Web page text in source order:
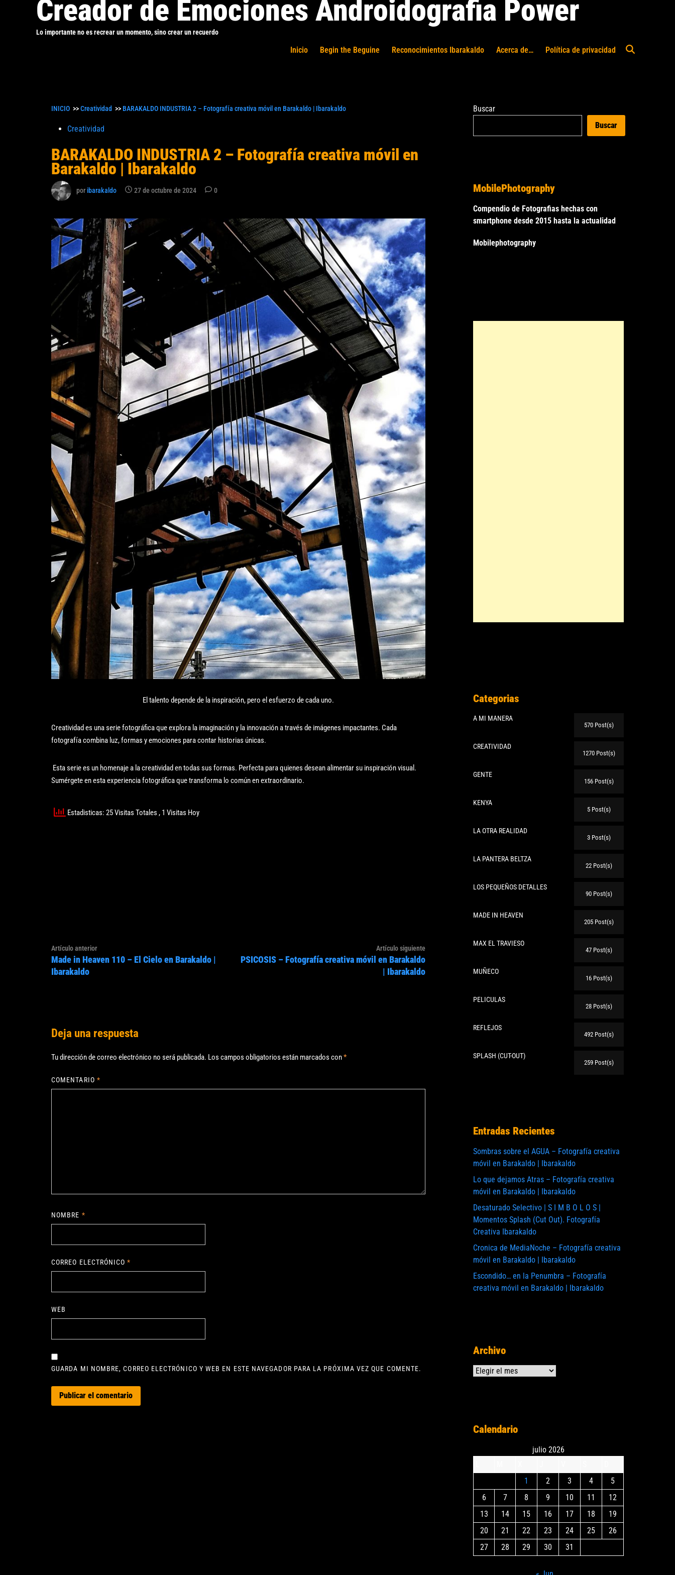
Creador de Emociones Androidografia Power
Lo importante no es recrear un momento, sino crear un recuerdo
Inicio Begin the Beguine Reconocimientos Ibarakaldo Acerca de… Política de privacidad
Abrir
INICIO >>Creatividad >> BARAKALDO INDUSTRIA 2 – Fotografía creativa móvil en Barakaldo | Ibarakaldo
Publicado
Creatividad
BARAKALDO INDUSTRIA 2 – Fotografía creativa móvil en
Barakaldo | Ibarakaldo
poribarakaldo 27 de octubre de 2024 0
El talento depende de la inspiración, pero el esfuerzo de cada uno.
Creatividad es una serie fotográfica que explora la imaginación y la innovación a través de imágenes impactantes. Cada
fotografía combina luz, formas y emociones para contar historias únicas.
Esta serie es un homenaje a la creatividad en todas sus formas. Perfecta para quienes desean alimentar su inspiración visual.
Sumérgete en esta experiencia fotográfica que transforma lo común en extraordinario.
Estadisticas: 25 Visitas Totales , 1 Visitas Hoy
Navegación
de
entradas
Artículo anteriorArtículo
anterior:
Made in Heaven 110 – El Cielo en Barakaldo |
Ibarakaldo
Artículo siguienteArtículo
siguiente:
PSICOSIS – Fotografía creativa móvil en Barakaldo
| Ibarakaldo
Deja una respuesta
Tu dirección de correo electrónico no será publicada. Los campos obligatorios están marcados con*
COMENTARIO *
NOMBRE *
CORREO ELECTRÓNICO*
WEB
GUARDA MI NOMBRE, CORREO ELECTRÓNICO Y WEB EN ESTE NAVEGADOR PARA LA PRÓXIMA VEZ QUE COMENTE.
Buscar
Buscar
MobilePhotography
Compendio de Fotografias hechas con
smartphone desde 2015 hasta la actualidad
Mobilephotography
Categorias
A MI MANERA
570 Post(s)
CREATIVIDAD
1270 Post(s)
GENTE
156 Post(s)
KENYA
5 Post(s)
LA OTRA REALIDAD
3 Post(s)
LA PANTERA BELTZA
22 Post(s)
LOS PEQUEÑOS DETALLES
90 Post(s)
MADE IN HEAVEN
205 Post(s)
MAX EL TRAVIESO
47 Post(s)
MUÑECO
16 Post(s)
PELICULAS
28 Post(s)
REFLEJOS
492 Post(s)
SPLASH (CUT-OUT)
259 Post(s)
Entradas Recientes
Sombras sobre el AGUA – Fotografía creativa
móvil en Barakaldo | Ibarakaldo
Lo que dejamos Atras – Fotografía creativa
móvil en Barakaldo | Ibarakaldo
Desaturado Selectivo | S I M B O L O S |
Momentos Splash (Cut Out). Fotografía
Creativa Ibarakaldo
Cronica de MediaNoche – Fotografía creativa
móvil en Barakaldo | Ibarakaldo
Escondido… en la Penumbra – Fotografía
creativa móvil en Barakaldo | Ibarakaldo
Archivo
Archivos
Calendario
julio 2026
1
2 3 4
5
6
7 8 9 10 11
12
13
14 15 16 17 18
19
20
21 22 23 24 25
26
27
28 29 30 31